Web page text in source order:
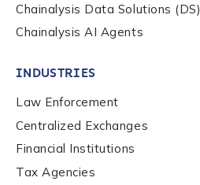
Chainalysis Data Solutions (DS)
Chainalysis AI Agents
INDUSTRIES
Law Enforcement
Centralized Exchanges
Financial Institutions
Tax Agencies